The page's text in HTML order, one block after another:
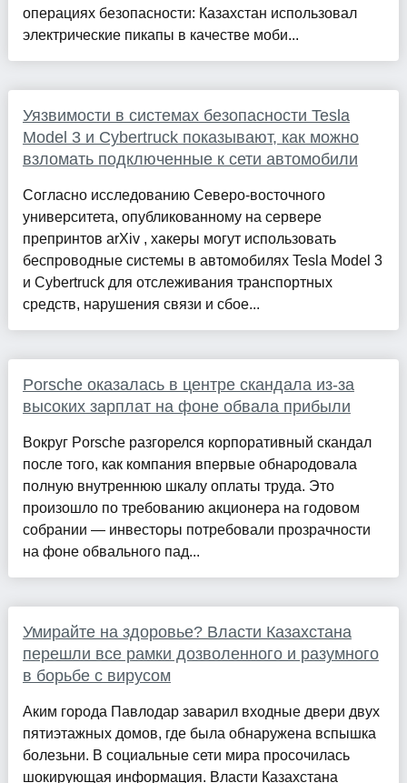
операциях безопасности: Казахстан использовал
электрические пикапы в качестве моби...
Уязвимости в системах безопасности Tesla
Model 3 и Cybertruck показывают, как можно
взломать подключенные к сети автомобили
Согласно исследованию Северо-восточного
университета, опубликованному на сервере
препринтов arXiv , хакеры могут использовать
беспроводные системы в автомобилях Tesla Model 3
и Cybertruck для отслеживания транспортных
средств, нарушения связи и сбое...
Porsche оказалась в центре скандала из-за
высоких зарплат на фоне обвала прибыли
Вокруг Porsche разгорелся корпоративный скандал
после того, как компания впервые обнародовала
полную внутреннюю шкалу оплаты труда. Это
произошло по требованию акционера на годовом
собрании — инвесторы потребовали прозрачности
на фоне обвального пад...
Умирайте на здоровье? Власти Казахстана
перешли все рамки дозволенного и разумного
в борьбе с вирусом
Аким города Павлодар заварил входные двери двух
пятиэтажных домов, где была обнаружена вспышка
болезьни. В социальные сети мира просочилась
шокирующая информация. Власти Казахстана